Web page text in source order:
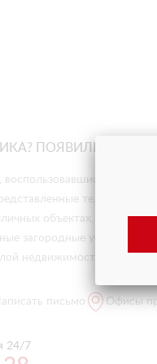
ПОЯВИЛИСЬ
воспользовавшись формой
телефоны.
объектах, будь то
загородные участки,
недвижимости.
письмо Офисы
24/7